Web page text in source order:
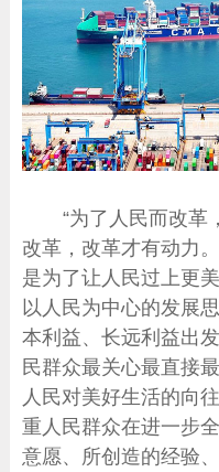
“为了人民而改革
改革，改革才有动力
是为了让人民过上更
以人民为中心的发展
本利益、长远利益出
民群众最关心最直接
人民对美好生活的向
重人民群众在进一步
意愿、所创造的经验